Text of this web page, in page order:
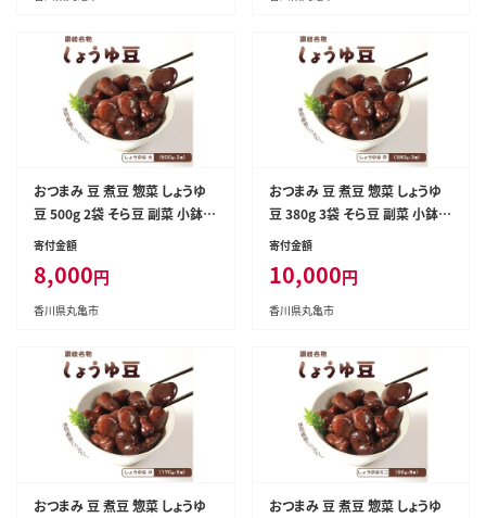
おつまみ 豆 煮豆 惣菜 しょうゆ
豆 500g 2袋 そら豆 副菜 小鉢
おかず 豆類 しょうゆ 豆 郷土料
つまみ 肴 酒 ビール 日本酒 四国
讃岐 香川県 丸亀市
寄付金額
8,000円
香川県丸亀市
おつまみ 豆 煮豆 惣菜 しょうゆ
豆 380g 3袋 そら豆 副菜 小鉢
おかず 豆類 しょうゆ 豆 郷土料
つまみ 肴 酒 ビール 日本酒 四国
讃岐 香川県 丸亀市
寄付金額
10,000円
香川県丸亀市
おつまみ 豆 煮豆 惣菜 しょうゆ
おつまみ 豆 煮豆 惣菜 しょうゆ